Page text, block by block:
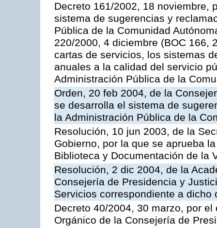
Decreto 161/2002, 18 noviembre,
sistema de sugerencias y
Pública de la Comunidad
220/2000, 4 diciembre (BOC 166,
cartas de servicios, los sistemas
anuales a la calidad del servicio
Administración Pública de la
Orden, 20 feb 2004, de la
se desarrolla el sistema de
la Administración Pública de la
Resolución, 10 jun 2003, de la
Gobierno, por la que se aprueba
Biblioteca y Documentación de la
Resolución, 2 dic 2004, de la
Consejería de Presidencia y
Servicios correspondiente a dicho
Decreto 40/2004, 30 marzo, por
Orgánico de la Consejería de